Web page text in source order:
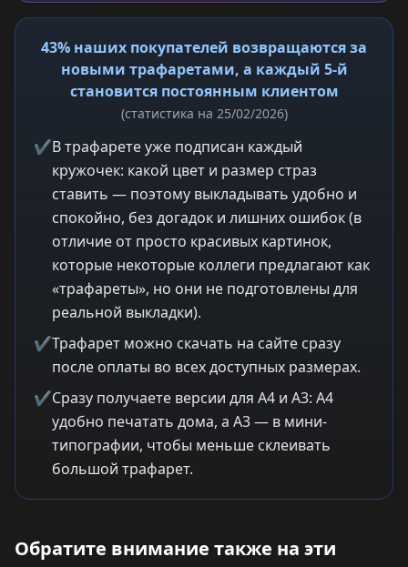
43% наших покупателей возвращаются за
новыми трафаретами, а каждый 5-й
становится постоянным клиентом
(статистика на 25/02/2026)
✔В трафарете уже подписан каждый
кружочек: какой цвет и размер страз
ставить — поэтому выкладывать удобно и
спокойно, без догадок и лишних ошибок (в
отличие от просто красивых картинок,
которые некоторые коллеги предлагают как
«трафареты», но они не подготовлены для
реальной выкладки).
✔Трафарет можно скачать на сайте сразу
после оплаты во всех доступных размерах.
✔Сразу получаете версии для A4 и A3: A4
удобно печатать дома, а A3 — в мини-
типографии, чтобы меньше склеивать
большой трафарет.
Обратите внимание также на эти